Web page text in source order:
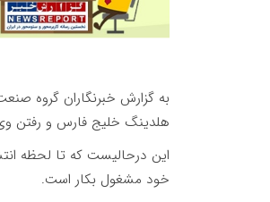
به گزارش خبرنگاران گروه
هلدینگ خلیج فارس و رفتن
این درحالیست که تا لحظه
خود مشغول بکار است.